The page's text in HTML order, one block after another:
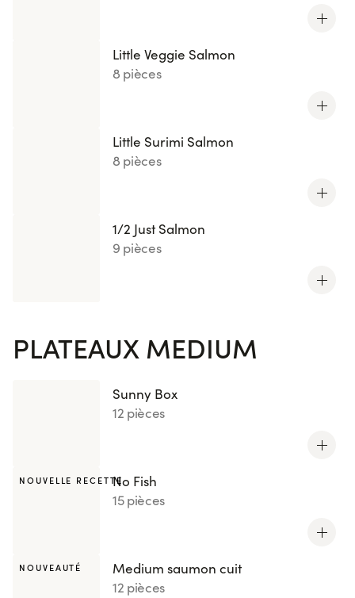
Little Veggie Salmon
8 pièces
Little Surimi Salmon
8 pièces
1/2 Just Salmon
9 pièces
PLATEAUX MEDIUM
Sunny Box
12 pièces
NOUVELLE RECETTENo Fish
15 pièces
NOUVEAUTÉ
Medium saumon cuit
12 pièces